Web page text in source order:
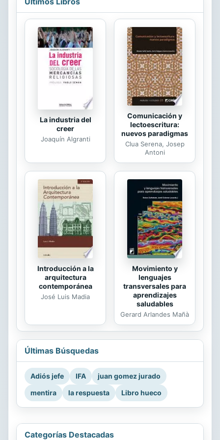
term. You will not simply succeed
you will truly prosper. "Prosper is the
perfect book for these uncertain
times. You'll thank Ethan Willis and
Randy Garn for their practical guide
to your own path to achieving the
life you want and sustaining it. It's
never too late to prosper!" Harvey...
La industria del
creer
Joaquín Algranti
Comunicación y
lectoescritura:
nuevos paradigmas
Clua Serena, Josep
Antoni
Introducción a la
arquitectura
contemporánea
José Luis Madia
Movimiento y
lenguajes
transversales para
aprendizajes
saludables
Gerard Arlandes Mañà
Últimas Búsquedas
Adiós jefe IFA
juan gomez jurado
mentira
la respuesta Libro hueco
Categorías Destacadas